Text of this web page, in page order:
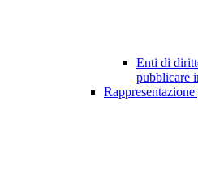
Enti di
pubblicare